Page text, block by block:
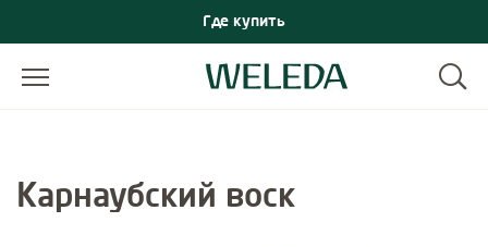
Где купить
Карнаубский воск